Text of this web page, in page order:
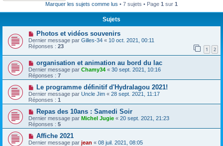
Marquer les sujets comme lus • 7 sujets • Page 1 sur 1
Sujets
Photos et vidéos souvenirs
Dernier message par Gilles-34 « 10 oct. 2021, 00:11
Réponses : 23 1 2
organisation et animation au bord du lac
Dernier message par Chamy34 « 30 sept. 2021, 10:16
Réponses : 7
Le programme définitif d'Hydralagou 2021!
Dernier message par Uncle Jim « 28 sept. 2021, 11:17
Réponses : 1
Repas des 10ans : Samedi Soir
Dernier message par Michel Jugie « 20 sept. 2021, 21:23
Réponses : 5
Affiche 2021
Dernier message par jean « 08 juil. 2021, 08:05